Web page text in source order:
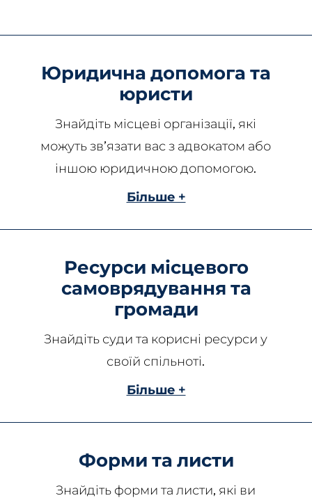
Юридична допомога та
юристи
Знайдіть місцеві організації, які
можуть зв’язати вас з адвокатом або
іншою юридичною допомогою.
Більше +
Ресурси місцевого
самоврядування та
громади
Знайдіть суди та корисні ресурси у
своїй спільноті.
Більше +
Форми та листи
Знайдіть форми та листи, які ви